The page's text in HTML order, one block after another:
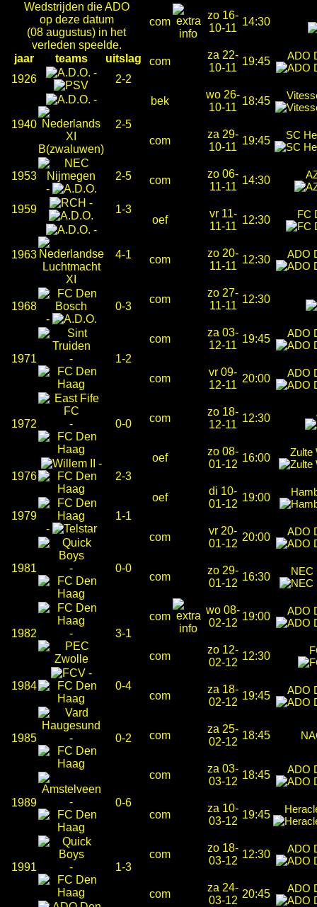
Wedstrijden die ADO
op deze datum
(08 augustus) in het
verleden speelde.
jaar
teams
uitslag
1926
-
2-2
1940
-
2-5
1953
-
2-5
1959
-
1-3
1963
-
4-1
1968
-
0-3
1971 - 1-2
1972 - 0-0
1976
-
2-3
1979
-
1-1
1981 - 0-0
1982 - 3-1
1984
-
0-4
1985 - 0-2
1989 - 0-6
1991 - 1-3
com
zo 16-
10-11
14:30
com
za 22-
10-11
19:45 ADO
bek
wo 26-
10-11
18:45
com
za 29-
10-11
19:45 SC
com
zo 06-
11-11
14:30
oef
vr 11-
11-11
12:30 FC
com
zo 20-
11-11
12:30 ADO
com
zo 27-
11-11
12:30
com
za 03-
12-11
19:45 ADO
com
vr 09-
12-11
20:00 ADO
com
zo 18-
12-11
12:30
oef
zo 08-
01-12
16:00 Zulte
oef
di 10-
01-12
19:00
com
vr 20-
01-12
20:00 ADO
com
zo 29-
01-12
16:30 NEC
com
wo 08-
02-12
19:00 ADO
com
zo 12-
02-12
12:30
com
za 18-
02-12
19:45 ADO
com
za 25-
02-12
18:45
com
za 03-
03-12
18:45 ADO
com
za 10-
03-12
19:45
com
zo 18-
03-12
12:30 ADO
com
za 24-
03-12
20:45 ADO